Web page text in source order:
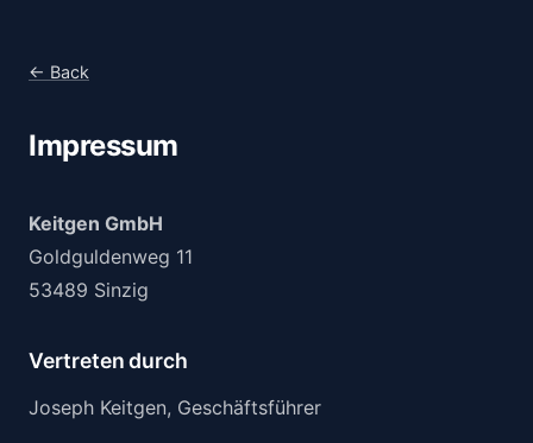
← Back
Impressum
Keitgen GmbH
Goldguldenweg 11
53489 Sinzig
Vertreten durch
Joseph Keitgen, Geschäftsführer